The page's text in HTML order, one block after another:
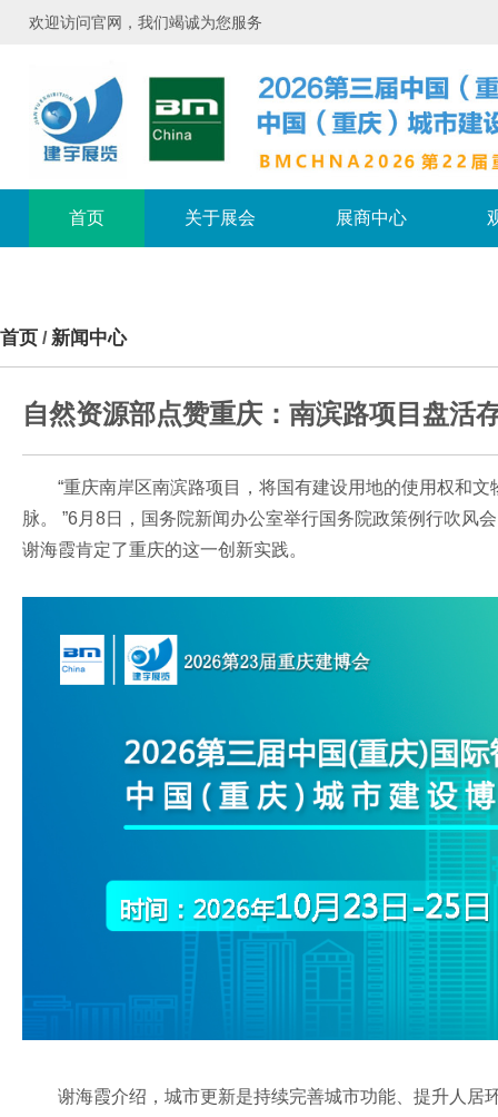
欢迎访问官网，我们竭诚为您服务
首页 关于展会 展商中心
首页 /新闻中心
自然资源部点赞重庆：南滨路项目盘活
“重庆南岸区南滨路项目，将国有建设用地的使用权和
脉。 ”6月8日，国务院新闻办公室举行国务院政策例行吹风
谢海霞肯定了重庆的这一创新实践。
谢海霞介绍，城市更新是持续完善城市功能、提升人居